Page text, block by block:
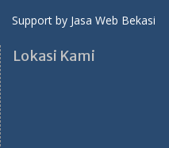
Support by Jasa Web Bekasi
Lokasi Kami